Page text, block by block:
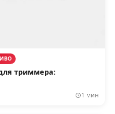
триммера:
1 мин